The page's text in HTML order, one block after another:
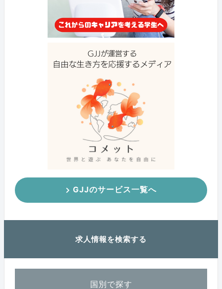
GJJのサービス一覧へ
求人情報を検索する
国別で探す